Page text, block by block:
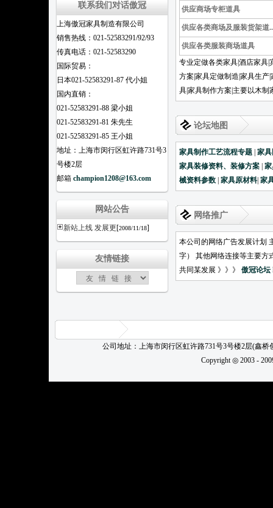
联系我们对话傲冠
上海傲冠家具制造有限公司
销售热线：021-52583291/92/93
传真电话：021-52583290
国际贸易：
日本021-52583291-87 代小姐
国内直销：
021-52583291-88 梁小姐
021-52583291-81 朱先生
021-52583291-85 王小姐
地址：上海市闵行区虹许路731号3
号楼2层
邮箱 champion1208@163.com
网站公告
新站上线 发展更[2008/11/18]
友情链接
供应商场专柜道具
供应各类商场及服装货架道..
供应各类服装商场道具
专业定做各类家具|酒店家具|
方案|家具定做制造|家具生产
具|家具制作方案|主要以木
论坛地图
家具制作工艺流程专题 家
家具装修资料、装修方案
械资料参数 家具原材料 家
网络推广
本公司的网络广告发展计划
字） 其他网络连接等主要方
共同某发展 》》》 傲冠论坛
公司地址：上海市闵行区虹许路731号3号楼2层(鑫
Copyright ◎ 2003 -